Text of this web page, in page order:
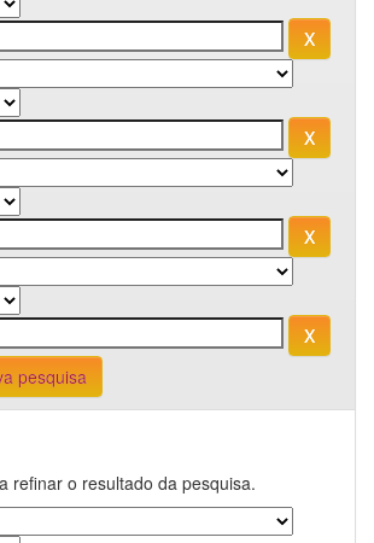
pesquisa
refinar o resultado da pesquisa.